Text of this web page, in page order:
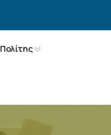
Πολίτης